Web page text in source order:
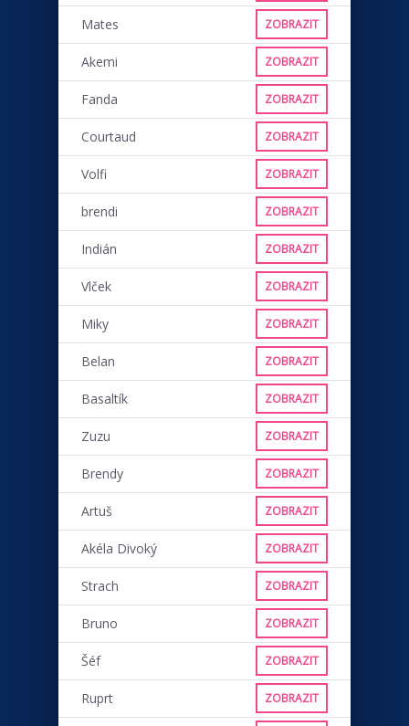
Mates ZOBRAZIT
Akemi ZOBRAZIT
Fanda ZOBRAZIT
Courtaud ZOBRAZIT
Volfi ZOBRAZIT
brendi ZOBRAZIT
Indián ZOBRAZIT
Vlček ZOBRAZIT
Miky ZOBRAZIT
Belan ZOBRAZIT
Basaltík ZOBRAZIT
Zuzu ZOBRAZIT
Brendy ZOBRAZIT
Artuš ZOBRAZIT
Akéla Divoký ZOBRAZIT
Strach ZOBRAZIT
Bruno ZOBRAZIT
Šéf ZOBRAZIT
Ruprt ZOBRAZIT